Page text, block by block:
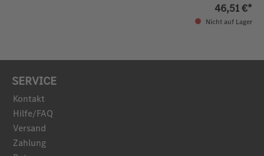
46,51 €*
Nicht auf Lager
SERVICE
Kontakt
Hilfe/FAQ
Versand
Zahlung